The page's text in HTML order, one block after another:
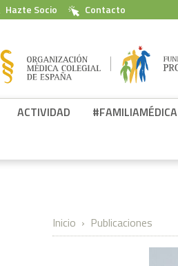
Hazte Socio Contacto
ACTIVIDAD #FAMILIAMÉDICA
Inicio Publicaciones